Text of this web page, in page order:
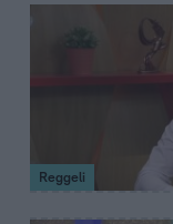
Reggeli